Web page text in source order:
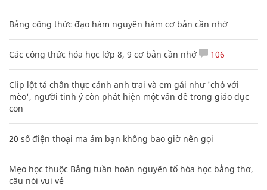
Bảng công thức đạo hàm nguyên hàm cơ bản cần nhớ
Các công thức hóa học lớp 8, 9 cơ bản cần nhớ 106
Clip lột tả chân thực cảnh anh trai và em gái như 'chó với
mèo', người tinh ý còn phát hiện một vấn đề trong giáo dục
con
20 số điện thoại ma ám bạn không bao giờ nên gọi
Mẹo học thuộc Bảng tuần hoàn nguyên tố hóa học bằng thơ,
câu nói vui vẻ